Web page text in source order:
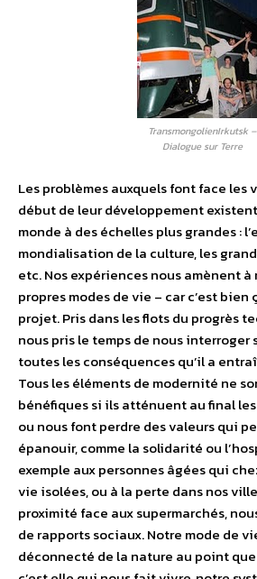
TransmongolienIrkutsk –
Dialogue sur Terre
Les problèmes auxquels font face les
début de leur développement
monde à des échelles plus grandes :
mondialisation de la culture, les
etc. Nos expériences nous amènent
propres modes de vie – car c’est
projet. Pris dans les flots du progrès
nous pris le temps de nous interroger
toutes les conséquences qu’il a
Tous les éléments de modernité ne
bénéfiques si ils atténuent au final
ou nous font perdre des valeurs qui
épanouir, comme la solidarité ou
exemple aux personnes âgées qui
vie isolées, ou à la perte dans nos
proximité face aux supermarchés,
de rapports sociaux. Notre mode de
déconnecté de la nature au point que